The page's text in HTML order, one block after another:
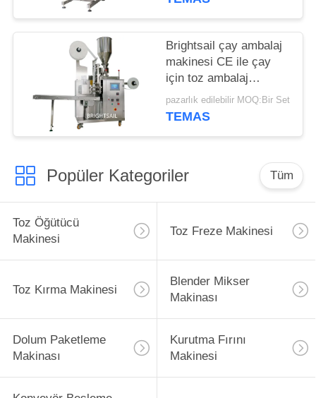
Brightsail çay ambalaj
makinesi CE ile çay
için toz ambalaj
makinesi
pazarlık edilebilir MOQ:Bir Set
TEMAS
Popüler Kategoriler Tüm
Toz Öğütücü
Makinesi
Toz Freze Makinesi
Toz Kırma Makinesi
Blender Mikser
Makinası
Dolum Paketleme
Makinası
Kurutma Fırını
Makinesi